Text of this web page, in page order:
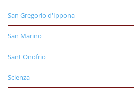
San Gregorio d'Ippona
San Marino
Sant'Onofrio
Scienza